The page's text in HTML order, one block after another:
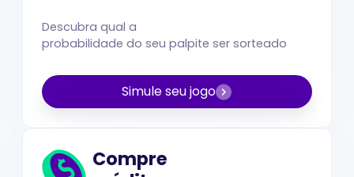
Descubra qual a
probabilidade do seu palpite ser sorteado
Simule seu jogo
Compre